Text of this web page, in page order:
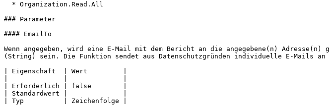
### Parameter
#### EmailTo
Wenn angegeben, wird eine E-Mail mit dem Bericht an die angegebene(n) Adresse(n)
(String) sein. Die Funktion sendet aus Datenschutzgründen individuelle E-Mails an
| Eigenschaft  | Wert         |
| ------------ | ------------ |
| Erforderlich | false        |
| Standardwert |              |
| Typ          | Zeichenfolge |